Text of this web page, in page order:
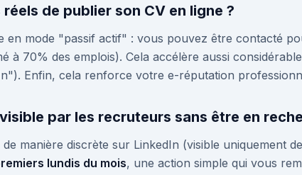
de publier son CV en ligne ?
en mode "passif actif" : vous pouvez être contacté
à 70% des emplois). Cela accélère aussi
Enfin, cela renforce votre e-réputation
par les recruteurs sans être en
manière discrète sur LinkedIn (visible uniquement
lundis du mois, une action simple qui vous